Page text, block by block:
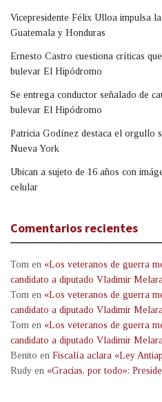
Vicepresidente Félix Ulloa impulsa
Guatemala y Honduras
Ernesto Castro cuestiona críticas
bulevar El Hipódromo
Se entrega conductor señalado de
bulevar El Hipódromo
Patricia Godínez destaca el orgullo
Nueva York
Ubican a sujeto de 16 años con
celular
Comentarios recientes
Tom en «Los veteranos de guerra
candidato a diputado Vladimir Melara
Tom en «Los veteranos de guerra
candidato a diputado Vladimir Melara
Tom en «Los veteranos de guerra
candidato a diputado Vladimir Melara
Benito en Fiscalía aclara «Ley
Rudy en «Gracias, por todo»: